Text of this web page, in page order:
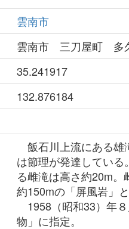
雲南市
雲南市 三刀屋町 多
35.241917
132.876184
飯石川上流にある雄
は節理が発達してい
る雌滝は高さ約20m
約150mの「屏風岩」
1958（昭和33）年
物」に指定。